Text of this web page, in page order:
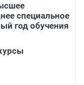
специальное
год обучения